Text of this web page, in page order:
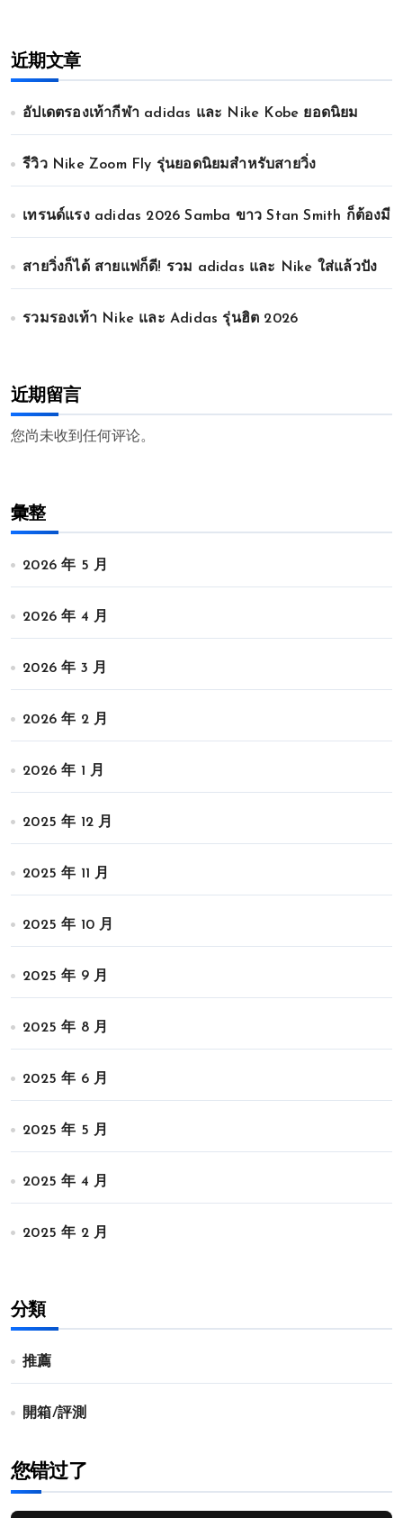
近期文章
อัปเดตรองเท้ากีฬา adidas และ Nike Kobe ยอดนิยม
รีวิว Nike Zoom Fly รุ่นยอดนิยมสำหรับสายวิ่ง
เทรนด์แรง adidas 2026 Samba ขาว Stan Smith ก็ต้องมี
สายวิ่งก็ได้ สายแฟก็ดี! รวม adidas และ Nike ใส่แล้วปัง
รวมรองเท้า Nike และ Adidas รุ่นฮิต 2026
近期留言
您尚未收到任何评论。
彙整
2026 年 5 月
2026 年 4 月
2026 年 3 月
2026 年 2 月
2026 年 1 月
2025 年 12 月
2025 年 11 月
2025 年 10 月
2025 年 9 月
2025 年 8 月
2025 年 6 月
2025 年 5 月
2025 年 4 月
2025 年 2 月
分類
推薦
開箱/評測
您错过了